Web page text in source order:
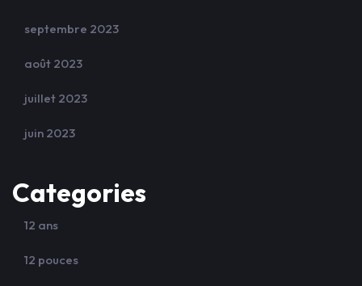
septembre 2023
août 2023
juillet 2023
juin 2023
Categories
12 ans
12 pouces